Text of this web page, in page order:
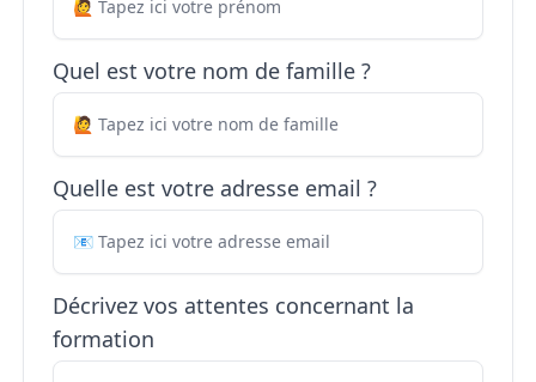
Quel est votre nom de famille ?
Quelle est votre adresse email ?
Décrivez vos attentes concernant la
formation